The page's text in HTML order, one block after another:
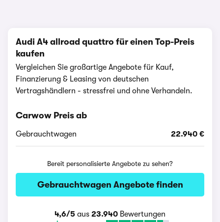
Audi A4 allroad quattro für einen Top-Preis
kaufen
Vergleichen Sie großartige Angebote für Kauf,
Finanzierung & Leasing von deutschen
Vertragshändlern - stressfrei und ohne Verhandeln.
Carwow Preis ab
Gebrauchtwagen 22.940 €
Bereit personalisierte Angebote zu sehen?
Gebrauchtwagen Angebote finden
4,6/5 aus 23.940 Bewertungen